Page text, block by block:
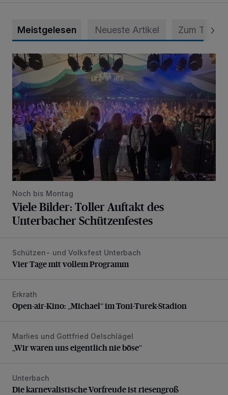
Meistgelesen Neueste Artikel Zum Thema
Viele Bilder: Toller Auftakt des Unterbacher
Noch bis Montag
Viele Bilder: Toller Auftakt des
Unterbacher Schützenfestes
Vier Tage mit vollem Programm
Schützen- und Volksfest Unterbach
Vier Tage mit vollem Programm
Open-air-Kino: „Michael“ im Toni-Turek-Stadion
Erkrath
Open-air-Kino: „Michael“ im Toni-Turek-Stadion
„Wir waren uns eigentlich nie böse“
Marlies und Gottfried Oelschlägel
„Wir waren uns eigentlich nie böse“
Die karnevalistische Vorfreude ist riesengroß
Unterbach
Die karnevalistische Vorfreude ist riesengroß